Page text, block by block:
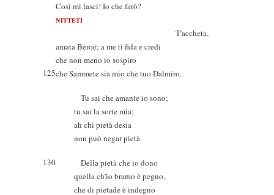
Così mi lasci! Io che farò?
NITTETI
T'accheta,
amata Beroe; a me ti fida e credi
che non meno io sospiro
125che Sammete sia mio che tuo Dalmiro.
Tu sai che amante io sono;
tu sai la sorte mia;
ah chi pietà desia
non può negar pietà.
130
Della pietà che io dono
quella ch'io bramo è pegno,
che di pietade è indegno